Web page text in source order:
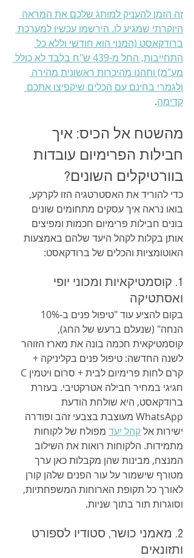
זה הזמן להעניק למותג שלכם את המראה
היוקרתי שמגיע לו. הירשמו עכשיו למערכת
ברודקאסט (המנוי הוא חודשי וללא כל
התחייבות, החל מ-439 ש"ח בלבד לא כולל
מע"מ) ותהנו מהיכרות ראשונית מהירה
ולגמרי בחינם עם הכלים שיקפיצו אתכם
קדימה.
מהשטח אל הכיס: איך
חבילות הפרימיום עובדות
בוורטיקלים השונים?
כדי להוריד את האסטרטגיה הזו לקרקע,
בואו נראה איך עסקים מתחומים שונים
בונים חבילות פרימיום חכמות ומפיצים
אותן בקלות לקהל היעד שלהם באמצעות
האוטומציות והכלים של ברודקאסט:
1. קוסמטיקאיות ומכוני יופי
ואסתטיקה
הנחה" (שנעלם ברעש של החג),
קוסמטיקאית חכמה בונה את מארז הזוהר
לשנה החדשה: טיפול פנים בקליניקה +
חגיגי במחיר חבילה אטרקטיבי. בעזרת
ברודקאסט, היא שולחת הודעת
WhatsApp מעוצבת בצבעי זהב ופודרה
ישירות אל קהל יעד מפולח של לקוחות
מתמידות. הלקוחות רואות את השילוב
המנצח, מבינות שהן מקבלות כאן ערך
מטורף שישמור על עור הפנים שלהן קורן
לאורך כל תקופת הארוחות המשפחתיות,
וסוגרות תור בתוך שניות.
2. מאמני כושר, סטודיו לספורט
ותזונאים